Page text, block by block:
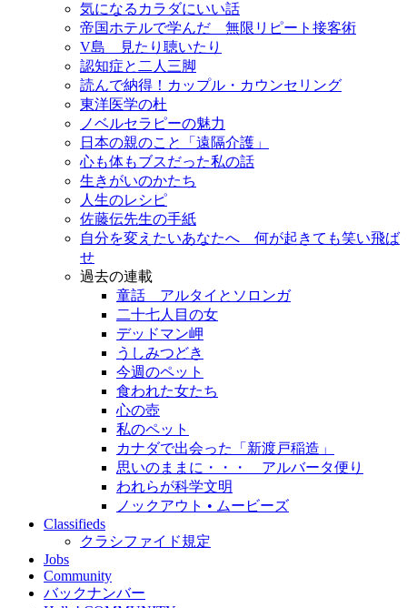
気になるカラダにいい話
帝国ホテルで学んだ 無限リピート接客術
V島 見たり聴いたり
認知症と二人三脚
読んで納得！カップル・カウンセリング
東洋医学の杜
ノベルセラピーの魅力
日本の親のこと「遠隔介護」
心も体もブスだった私の話
生きがいのかたち
人生のレシピ
佐藤伝先生の手紙
自分を変えたいあなたへ 何が起きても笑い飛ば
せ
過去の連載
童話 アルタイとソロンガ
二十七人目の女
デッドマン岬
うしみつどき
今週のペット
食われた女たち
心の壺
私のペット
カナダで出会った「新渡戸稲造」
思いのままに・・・ アルバータ便り
われらが科学文明
ノックアウト • ムービーズ
Classifieds
クラシファイド規定
Jobs
Community
バックナンバー